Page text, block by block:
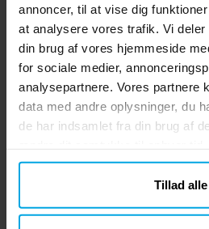
annoncer, til at vise dig
at analysere vores trafik. Vi
din brug af vores hjemmeside
for sociale medier,
analysepartnere. Vores partnere
data med andre oplysninger, du
de har indsamlet fra din brug af
Tillad alle
Pris:59 kr.
59 kr.
KØB
Andre